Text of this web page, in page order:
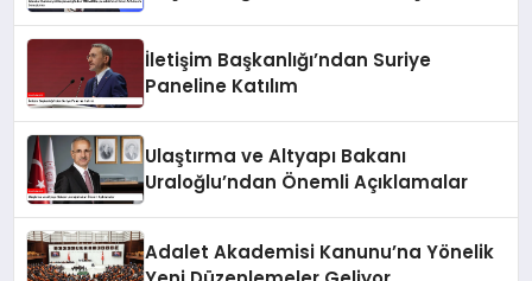
İletişim Başkanlığı’ndan Suriye
Paneline Katılım
Ulaştırma ve Altyapı Bakanı
Uraloğlu’ndan Önemli Açıklamalar
Adalet Akademisi Kanunu’na Yönelik